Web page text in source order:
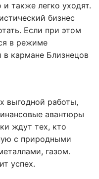
также легко уходят.
бизнес
Если при этом
в режиме
в кармане Близнецов
выгодной работы,
авантюры
ждут тех, кто
с природными
газом.
успех.